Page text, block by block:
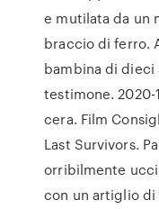
e mutilata da un
braccio di ferro.
bambina di dieci
testimone. 2020-
cera. Film
Last Survivors.
orribilmente
con un artiglio